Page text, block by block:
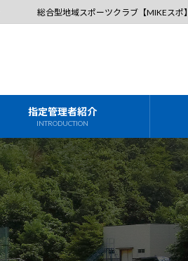
総合型地域スポーツクラブ【MIKEスポ】
指定管理者紹介
INTRODUCTION